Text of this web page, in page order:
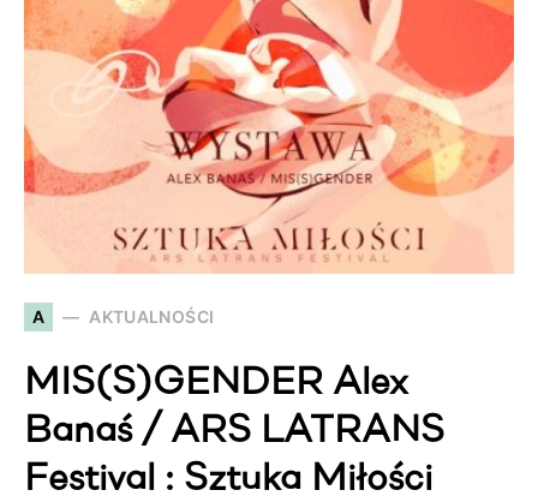
A AKTUALNOŚCI
MIS(S)GENDER Alex
Banaś / ARS LATRANS
Festival : Sztuka Miłości